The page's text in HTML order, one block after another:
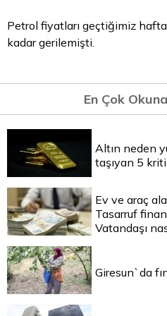
Petrol fiyatları geçtiğimiz
kadar gerilemişti.
En Çok
Altın neden
taşıyan 5
Ev ve araç
Tasarruf
Vatandaşı
Giresun`da